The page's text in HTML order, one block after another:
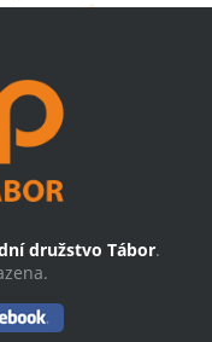
družstvo Tábor.